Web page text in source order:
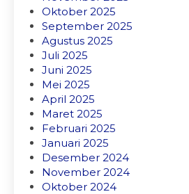
Oktober 2025
September 2025
Agustus 2025
Juli 2025
Juni 2025
Mei 2025
April 2025
Maret 2025
Februari 2025
Januari 2025
Desember 2024
November 2024
Oktober 2024